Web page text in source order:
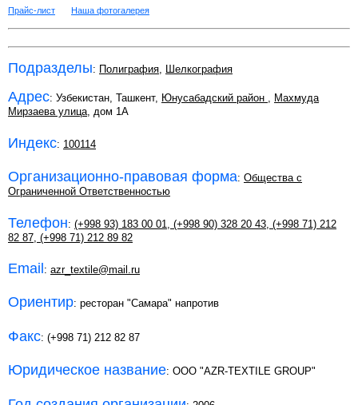
Прайс-лист Наша фотогалерея
Подразделы: Полиграфия, Шелкография
Адрес: Узбекистан, Ташкент, Юнусабадский район , Махмуда
Мирзаева улица, дом 1А
Индекс: 100114
Организационно-правовая форма: Общества с
Ограниченной Ответственностью
Телефон: (+998 93) 183 00 01 (+998 90) 328 20 43 (+998 71) 212
82 87 (+998 71) 212 89 82
Email : azr_textile@mail.ru
Ориентир: ресторан "Самара" напротив
Факс: (+998 71) 212 82 87
Юридическое название: ООО "AZR-TEXTILE GROUP"